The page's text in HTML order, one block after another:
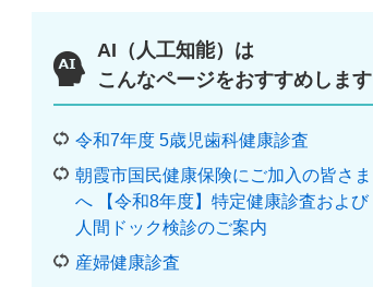
AI（人工知能）は
こんなページをおすすめします
令和7年度 5歳児歯科健康診査
朝霞市国民健康保険にご加入の皆さま
へ 【令和8年度】特定健康診査および
人間ドック検診のご案内
産婦健康診査